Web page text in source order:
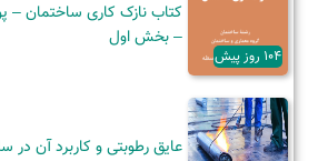
104 روز پیش
– بخش اول
عایق رطوبتی و کاربرد آن‌ در